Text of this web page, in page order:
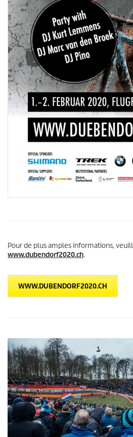
Pour de plus amples informations,
www.dubendorf2020.ch.
WWW.DUBENDORF2020.CH